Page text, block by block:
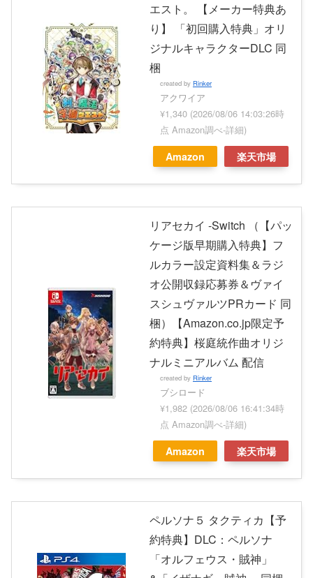
エスト。 【メーカー特典あ
り】 「初回購入特典」オリ
ジナルキャラクターDLC 同
梱
created by Rinker
アクワイア
¥1,340 (2026/08/06 14:03:26時
点 Amazon調べ-詳細)
Amazon 楽天市場
リアセカイ -Switch （【パッ
ケージ版早期購入特典】フ
ルカラー設定資料集＆ラジ
オ公開収録応募券＆ヴァイ
スシュヴァルツPRカード 同
梱）【Amazon.co.jp限定予
約特典】桜庭統作曲オリジ
ナルミニアルバム 配信
created by Rinker
ブシロード
¥1,982 (2026/08/06 16:41:34時
点 Amazon調べ-詳細)
Amazon 楽天市場
ペルソナ５ タクティカ【予
約特典】DLC：ペルソナ
「オルフェウス・賊神」